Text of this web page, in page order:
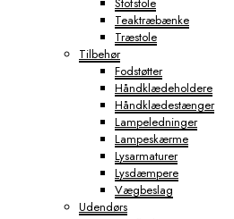
Teaktræbænke
Træstole
Tilbehør
Fodstøtter
Håndklædeholdere
Håndklædestænger
Lampeledninger
Lampeskærme
Lysarmaturer
Lysdæmpere
Vægbeslag
Udendørs